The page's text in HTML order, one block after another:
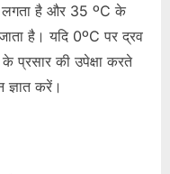
लगता है और 35 ºC के
है।यदि 0ºC पर द्रव
प्रसार की उपेक्षा करते
करें।